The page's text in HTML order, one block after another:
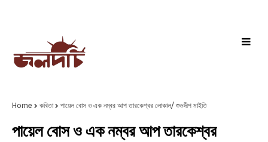
Home কবিতা পায়েল বোস ও এক নম্বর আপ তারকেশ্বর লোকাল/ শুভদীপ মাইতি
পায়েল বোস ও এক নম্বর আপ তারকেশ্বর